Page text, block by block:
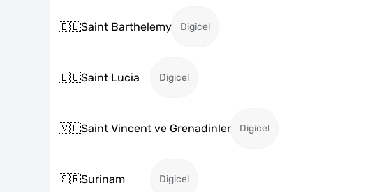
🇧🇱Saint Barthelemy Digicel
🇱🇨Saint Lucia Digicel
🇻🇨Saint Vincent ve Grenadinler Digicel
🇸🇷Surinam Digicel